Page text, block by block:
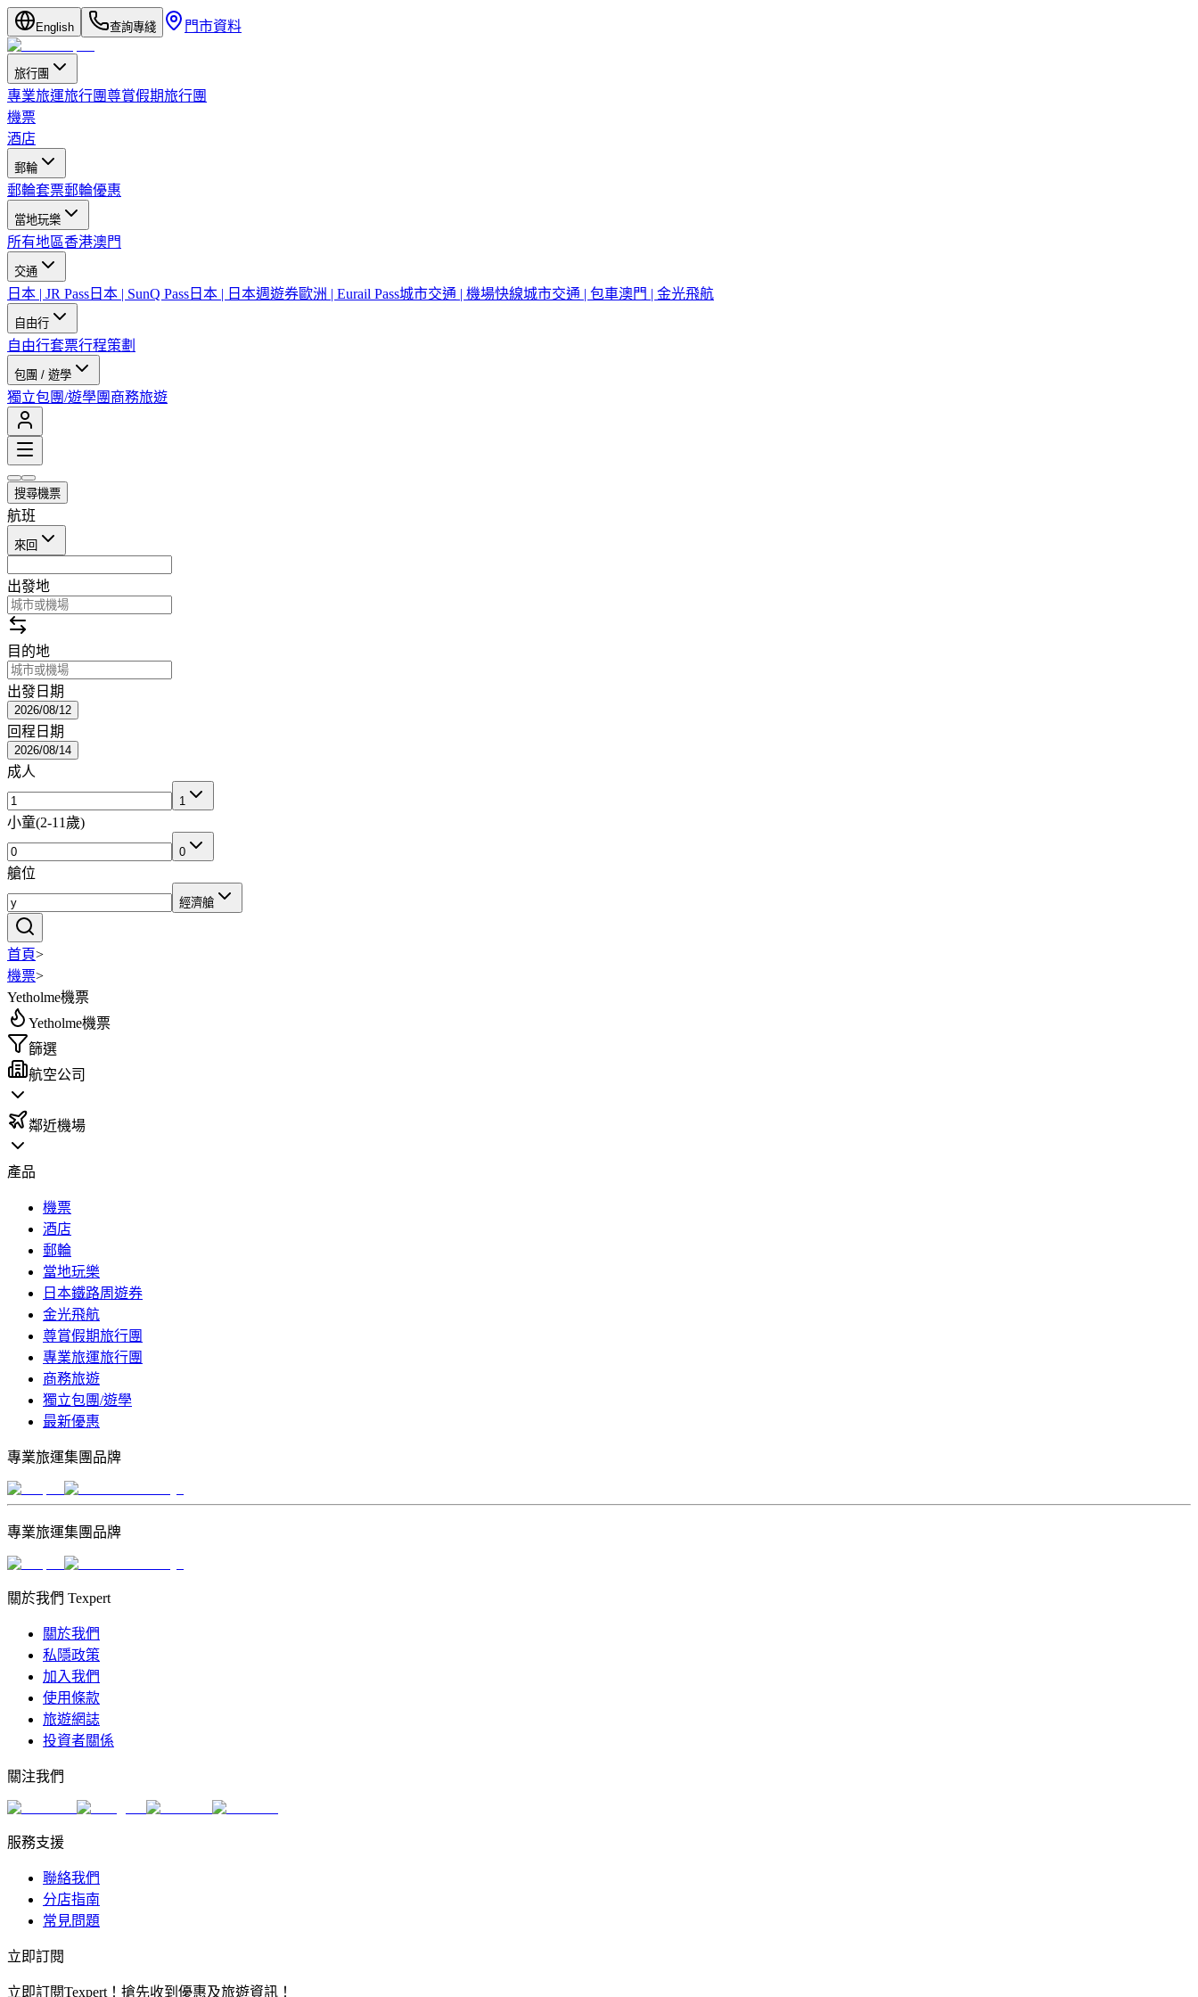
English 查詢專綫 門市資料
旅行團
專業旅運旅行團尊賞假期旅行團
機票
酒店
郵輪
郵輪套票郵輪優惠
當地玩樂
所有地區香港澳門
交通
日本 | JR Pass 日本 | SunQ Pass 日本 | 日本週遊券歐洲 | Eurail Pass城市交通 | 機場快線城市交通 | 包車澳門 | 金光飛航
自由行
自由行套票行程策劃
包團 / 遊學
獨立包團/遊學團 商務旅遊
搜尋機票
航班
來回
出發地
目的地
出發日期
2026/08/12
回程日期
2026/08/14
成人
1
小童(2-11歲)
0
艙位
經濟艙
首頁>
機票>
Yetholme機票
Yetholme機票
篩選
航空公司
鄰近機場
產品
機票
酒店
郵輪
當地玩樂
日本鐵路周遊券
金光飛航
尊賞假期旅行團
專業旅運旅行團
商務旅遊
獨立包團/遊學
最新優惠
專業旅運集團品牌
專業旅運集團品牌
關於我們 Texpert
關於我們
私隱政策
加入我們
使用條款
旅遊網誌
投資者關係
關注我們
服務支援
聯絡我們
分店指南
常見問題
立即訂閱
立即訂閱Texpert！搶先收到優惠及旅遊資訊！